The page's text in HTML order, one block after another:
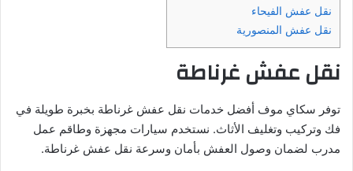
نقل عفش الفيحاء
نقل عفش المنصورية
نقل عفش غرناطة
توفر سكاي موف أفضل خدمات نقل عفش غرناطة بخبرة طويلة في
فك وتركيب وتغليف الأثاث. نستخدم سيارات مجهزة وطاقم عمل
مدرب لضمان وصول العفش بأمان وسرعة نقل عفش غرناطة.